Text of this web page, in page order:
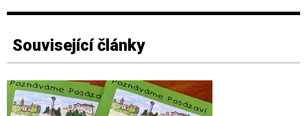
Související články